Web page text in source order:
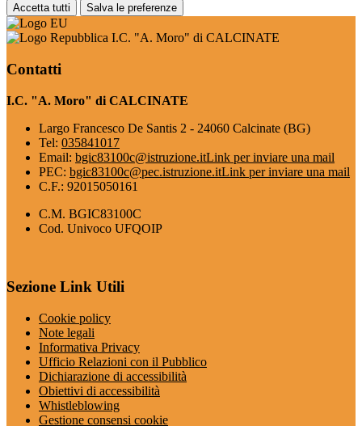
Accetta tutti Salva le preferenze
I.C. "A. Moro" di CALCINATE
Contatti
I.C. "A. Moro" di CALCINATE
Largo Francesco De Santis 2 - 24060 Calcinate (BG)
Tel: 035841017
Email: bgic83100c@istruzione.itLink per inviare una mail
PEC: bgic83100c@pec.istruzione.itLink per inviare una mail
C.F.: 92015050161
C.M. BGIC83100C
Cod. Univoco UFQOIP
Sezione Link Utili
Cookie policy
Note legali
Informativa Privacy
Ufficio Relazioni con il Pubblico
Dichiarazione di accessibilità
Obiettivi di accessibilità
Whistleblowing
Gestione consensi cookie